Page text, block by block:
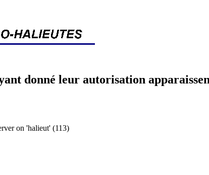
donné leur autorisation
on 'halieut' (113)